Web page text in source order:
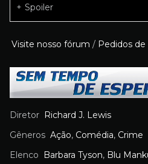
Spoiler
Visite nosso fórum / Pedidos
Diretor
Richard J. Lewis
Gêneros Ação, Comédia, Crime
Elenco
Barbara Tyson, Blu